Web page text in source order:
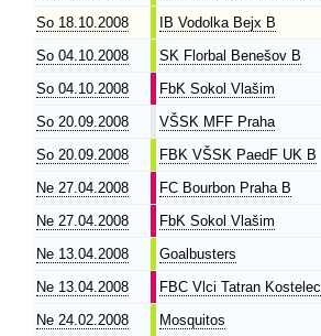
So 18.10.2008
IB Vodolka Bejx B
So 04.10.2008
SK Florbal Benešov B
So 04.10.2008
FbK Sokol Vlašim
So 20.09.2008
VŠSK MFF Praha
So 20.09.2008
FBK VŠSK PaedF UK B
Ne 27.04.2008
FC Bourbon Praha B
Ne 27.04.2008
FbK Sokol Vlašim
Ne 13.04.2008
Goalbusters
Ne 13.04.2008
FBC Vlci Tatran Kostelec
Ne 24.02.2008
Mosquitos